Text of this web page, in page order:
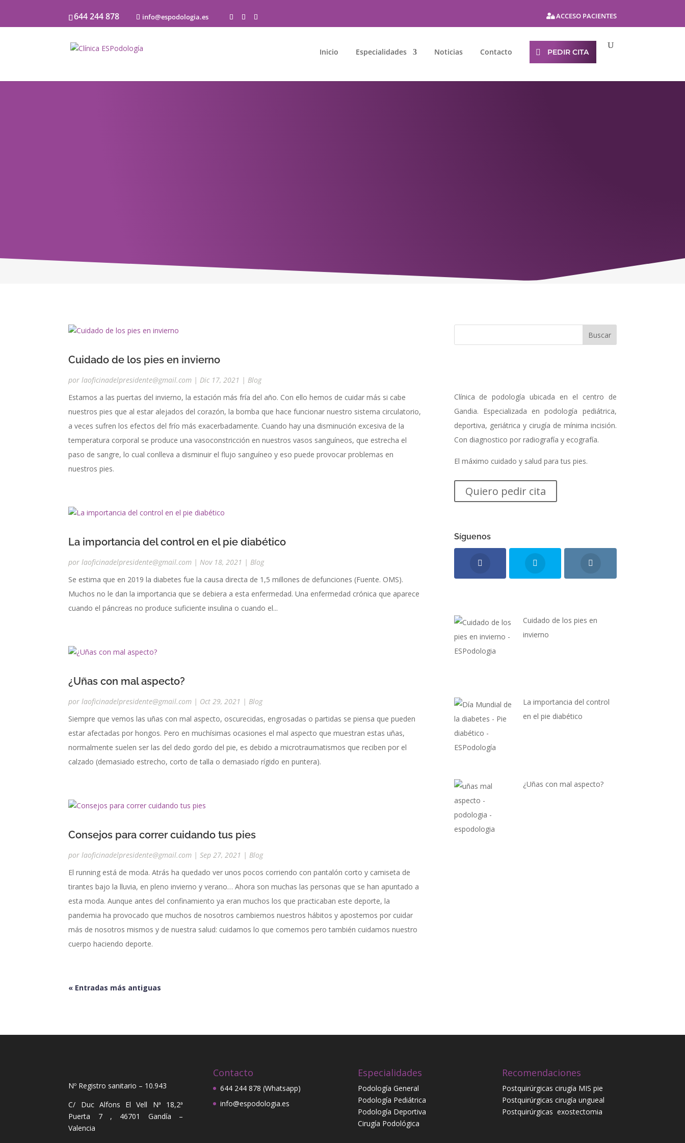
644 244 878 info@espodologia.es ACCESO PACIENTES
Inicio Especialidades Noticias Contacto PEDIR CITA
Cuidado de los pies en invierno
porlaoficinadelpresidente@gmail.com |Dic 17, 2021 |Blog
Estamos a las puertas del invierno, la estación más fría del año. Con ello hemos de cuidar más si cabe
nuestros pies que al estar alejados del corazón, la bomba que hace funcionar nuestro sistema circulatorio,
a veces sufren los efectos del frío más exacerbadamente. Cuando hay una disminución excesiva de la
temperatura corporal se produce una vasoconstricción en nuestros vasos sanguíneos, que estrecha el
paso de sangre, lo cual conlleva a disminuir el flujo sanguíneo y eso puede provocar problemas en
nuestros pies.
La importancia del control en el pie diabético
porlaoficinadelpresidente@gmail.com |Nov 18, 2021 |Blog
Se estima que en 2019 la diabetes fue la causa directa de 1,5 millones de defunciones (Fuente. OMS).
Muchos no le dan la importancia que se debiera a esta enfermedad. Una enfermedad crónica que aparece
cuando el páncreas no produce suficiente insulina o cuando el...
¿Uñas con mal aspecto?
porlaoficinadelpresidente@gmail.com | Oct 29, 2021 |Blog
Siempre que vemos las uñas con mal aspecto, oscurecidas, engrosadas o partidas se piensa que pueden
estar afectadas por hongos. Pero en muchísimas ocasiones el mal aspecto que muestran estas uñas,
normalmente suelen ser las del dedo gordo del pie, es debido a microtraumatismos que reciben por el
calzado (demasiado estrecho, corto de talla o demasiado rígido en puntera).
Consejos para correr cuidando tus pies
porlaoficinadelpresidente@gmail.com |Sep 27, 2021 |Blog
El running está de moda. Atrás ha quedado ver unos pocos corriendo con pantalón corto y camiseta de
tirantes bajo la lluvia, en pleno invierno y verano… Ahora son muchas las personas que se han apuntado a
esta moda. Aunque antes del confinamiento ya eran muchos los que practicaban este deporte, la
pandemia ha provocado que muchos de nosotros cambiemos nuestros hábitos y apostemos por cuidar
más de nosotros mismos y de nuestra salud: cuidamos lo que comemos pero también cuidamos nuestro
cuerpo haciendo deporte.
« Entradas más antiguas
Clínica de podología ubicada en el centro de
Gandia. Especializada en podología pediátrica,
deportiva, geriátrica y cirugía de mínima incisión.
Con diagnostico por radiografía y ecografía.
El máximo cuidado y salud para tus pies.
Quiero pedir cita
Síguenos
Cuidado de los pies en
invierno
La importancia del control
en el pie diabético
¿Uñas con mal aspecto?
Nº Registro sanitario – 10.943
C/ Duc Alfons El Vell Nª 18,2ª
Puerta 7 , 46701 Gandía –
Valencia
Contacto
644 244 878 (Whatsapp)
info@espodologia.es
Especialidades
Podología General
Podología Pediátrica
Podología Deportiva
Cirugía Podológica
Recomendaciones
Postquirúrgicas cirugía MIS pie
Postquirúrgicas cirugía ungueal
Postquirúrgicasexostectomia